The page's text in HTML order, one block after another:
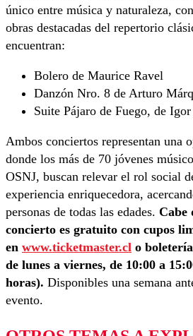
único entre música y naturaleza,
obras destacadas del repertorio
encuentran:
Bolero de Maurice Ravel
Danzón Nro. 8 de Arturo
⁠Suite Pájaro de Fuego, de
Ambos conciertos representan una
donde los más de 70 jóvenes
OSNJ, buscan relevar el rol social
experiencia enriquecedora,
personas de todas las edades. Cabe
concierto es gratuito con cupos
en www.ticketmaster.cl o
de lunes a viernes, de 10:00 a
horas). Disponibles una semana
evento.